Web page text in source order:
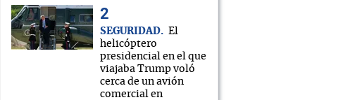
SEGURIDAD
El
helicóptero
presidencial en el que
viajaba Trump voló
cerca de un avión
comercial en